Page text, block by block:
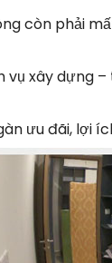
còn phải
xây dựng
ưu đãi, lợi